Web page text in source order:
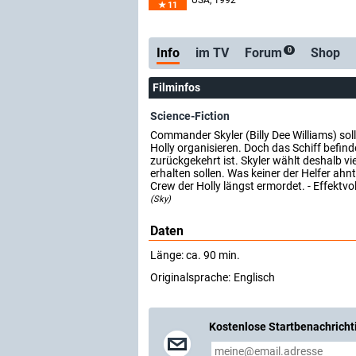
11
Info im TV Forum 0 Shop
Filminfos
Science-Fiction
Commander Skyler (Billy Dee Williams)
Holly organisieren. Doch das Schiff
zurückgekehrt ist. Skyler wählt deshalb
erhalten sollen. Was keiner der Helfer
Crew der Holly längst ermordet. -
(Sky)
Daten
Länge: ca. 90 min.
Originalsprache: Englisch
Kostenlose